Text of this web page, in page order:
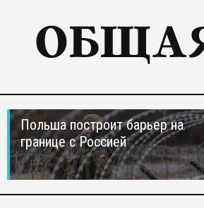
Польша построит барьер на
границе с Россией